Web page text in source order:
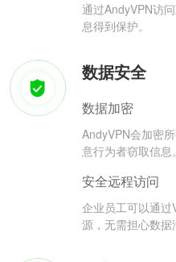
通过AndyVPN访
息得到保护。
数据安全
数据加密
AndyVPN会加密
意行为者窃取信息。
安全远程访问
企业员工可以通
源，无需担心数据